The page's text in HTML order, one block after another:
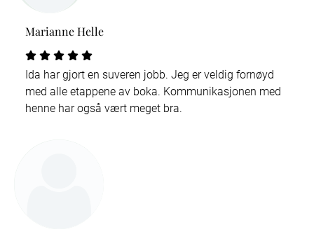
Marianne Helle
Ida har gjort en suveren jobb. Jeg er veldig fornøyd
med alle etappene av boka. Kommunikasjonen med
henne har også vært meget bra.